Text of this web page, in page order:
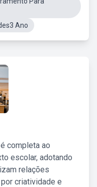
Ano
completa ao
escolar, adotando
relações
criatividade e